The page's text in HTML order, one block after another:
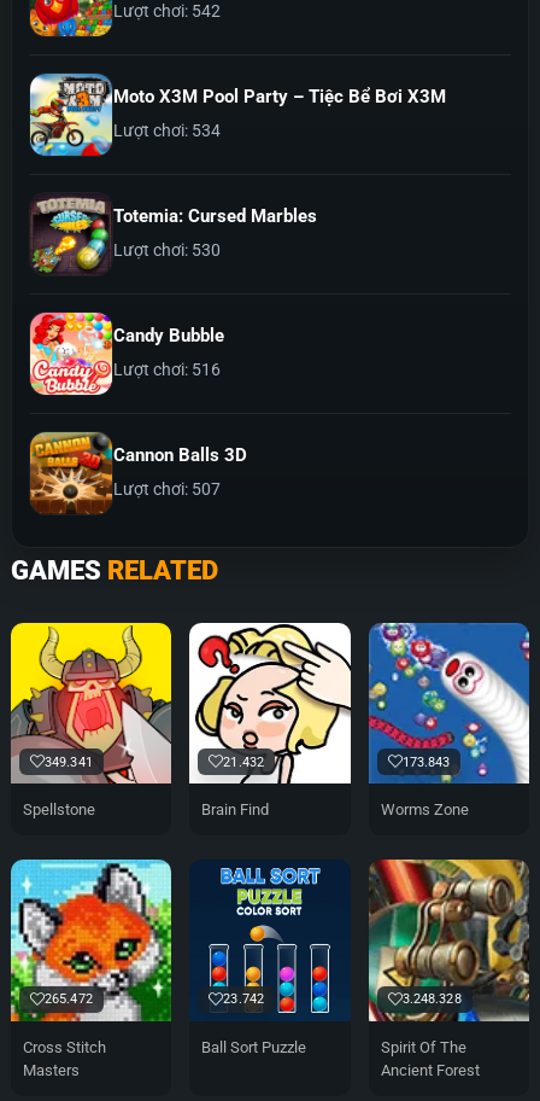
Lượt chơi: 542
Moto X3M Pool Party – Tiệc Bể Bơi X3M
Lượt chơi: 534
Totemia: Cursed Marbles
Lượt chơi: 530
Candy Bubble
Lượt chơi: 516
Cannon Balls 3D
Lượt chơi: 507
GAMES RELATED
349.341
Spellstone
21.432
Brain Find
173.843
Worms Zone
265.472
Cross Stitch
Masters
23.742
Ball Sort Puzzle
3.248.328
Spirit Of The
Ancient Forest